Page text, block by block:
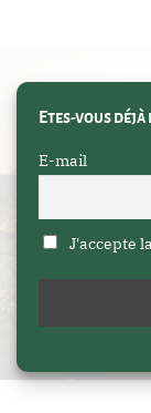
Etes-vous
E-mail
J'accepte